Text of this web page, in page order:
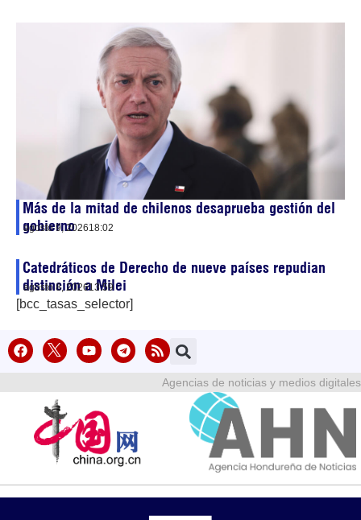
Más de la mitad de chilenos desaprueba gestión del
gobierno
agosto 9, 202618:02
Catedráticos de Derecho de nueve países repudian
distinción a Milei
agosto 8, 202613:59
[bcc_tasas_selector]
Agencias de noticias y medios digitales